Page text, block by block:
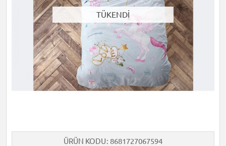
TÜKENDİ
ÜRÜN KODU 8681727067594